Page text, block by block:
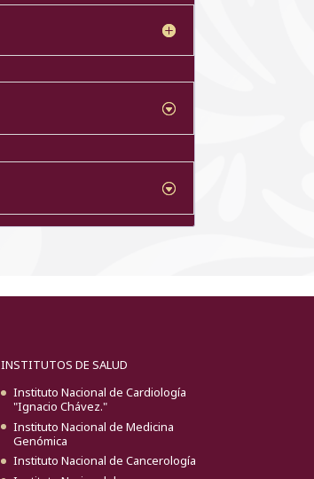
INSTITUTOS DE SALUD
Instituto Nacional de Cardiología
"Ignacio Chávez."
Instituto Nacional de Medicina
Genómica
Instituto Nacional de Cancerología